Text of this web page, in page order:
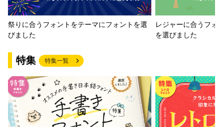
祭りに合うフォントをテーマにフォントを選
びました
レジャーに合うフォ
を選びました
特集 特集一覧